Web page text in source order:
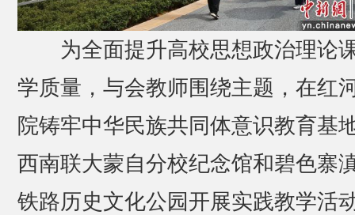
为全面提升高校思想政治理论
学质量，与会教师围绕主题，在红
院铸牢中华民族共同体意识教育基
西南联大蒙自分校纪念馆和碧色寨
铁路历史文化公园开展实践教学活